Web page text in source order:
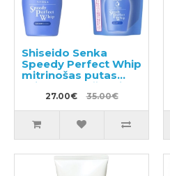
Shiseido Senka
Speedy Perfect Whip
mitrinošas putas
sejas mazgāšanai ar
hialuronskābi 150ml
+ pildviela 130ml
27.00€ 35.00€